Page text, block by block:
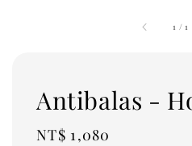
1 /1
Antibalas -
Regular
NT$ 1,080